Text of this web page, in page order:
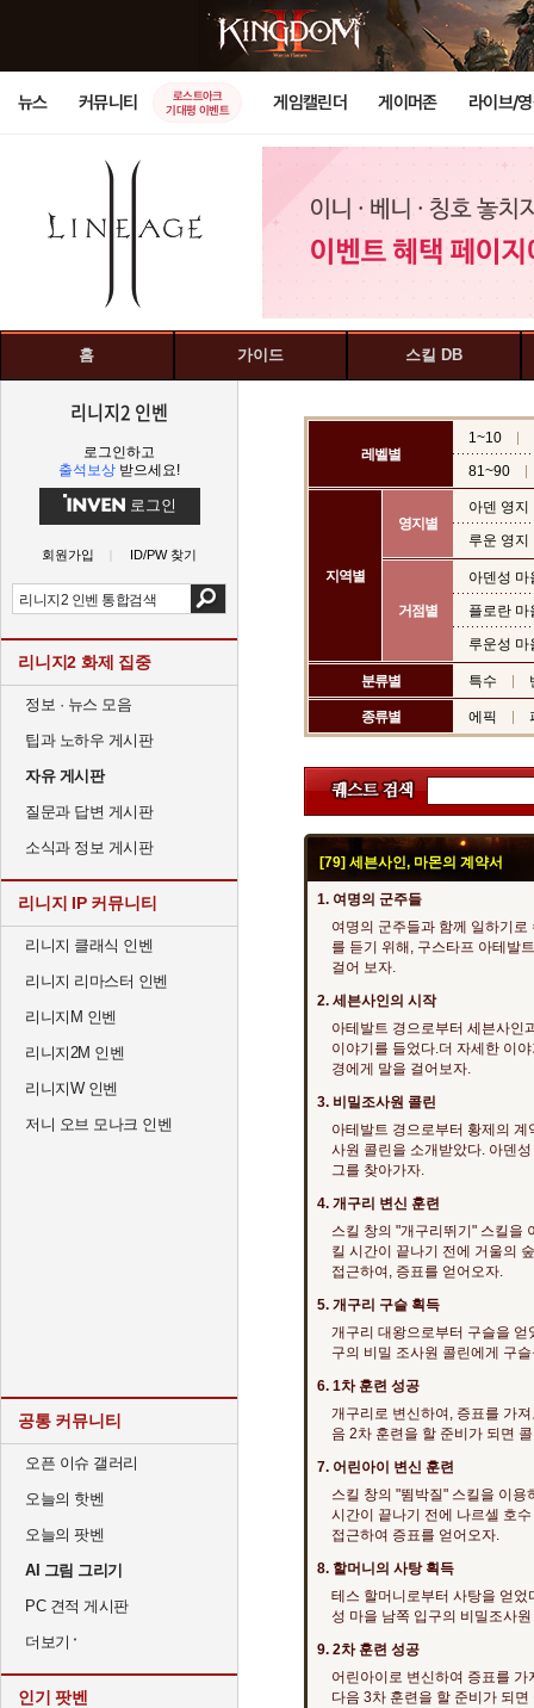
뉴스 커뮤니티
로스트아크
기대평 이벤트
게임캘린더 게이머존 라이브/
홈 가이드 스킬 DB
리니지2 인벤
로그인하고
출석보상 받으세요!
로그인
회원가입 ID/PW 찾기
리니지2 화제 집중
정보 · 뉴스 모음
팁과 노하우 게시판
자유 게시판
질문과 답변 게시판
소식과 정보 게시판
리니지 IP 커뮤니티
리니지 클래식 인벤
리니지 리마스터 인벤
리니지M 인벤
리니지2M 인벤
리니지W 인벤
저니 오브 모나크 인벤
공통 커뮤니티
오픈 이슈 갤러리
오늘의 핫벤
오늘의 팟벤
AI 그림 그리기
PC 견적 게시판
더보기
인기 팟벤
레벨별
1~10
81~90
지역별
영지별
아덴 영지
루운 영지
거점별
아덴성 마
플로란 마
루운성 마
분류별 특수
종류별 에픽
[79] 세븐사인, 마몬의 계약서
1. 여명의 군주들
여명의 군주들과 함께 일하기
를 듣기 위해, 구스타프 아테발
걸어 보자.
2. 세븐사인의 시작
아테발트 경으로부터 세븐사인
이야기를 들었다.더 자세한 이
경에게 말을 걸어보자.
3. 비밀조사원 콜린
아테발트 경으로부터 황제의
사원 콜린을 소개받았다. 아덴
그를 찾아가자.
4. 개구리 변신 훈련
스킬 창의 "개구리뛰기" 스킬을
킬 시간이 끝나기 전에 거울의
접근하여, 증표를 얻어오자.
5. 개구리 구슬 획득
개구리 대왕으로부터 구슬을 얻
구의 비밀 조사원 콜린에게 구
6. 1차 훈련 성공
개구리로 변신하여, 증표를 가
음 2차 훈련을 할 준비가 되면
7. 어린아이 변신 훈련
스킬 창의 "뜀박질" 스킬을 이용
시간이 끝나기 전에 나르셀 호
접근하여 증표를 얻어오자.
8. 할머니의 사탕 획득
테스 할머니로부터 사탕을 얻었
성 마을 남쪽 입구의 비밀조사
9. 2차 훈련 성공
어린아이로 변신하여 증표를
다음 3차 훈련을 할 준비가 되